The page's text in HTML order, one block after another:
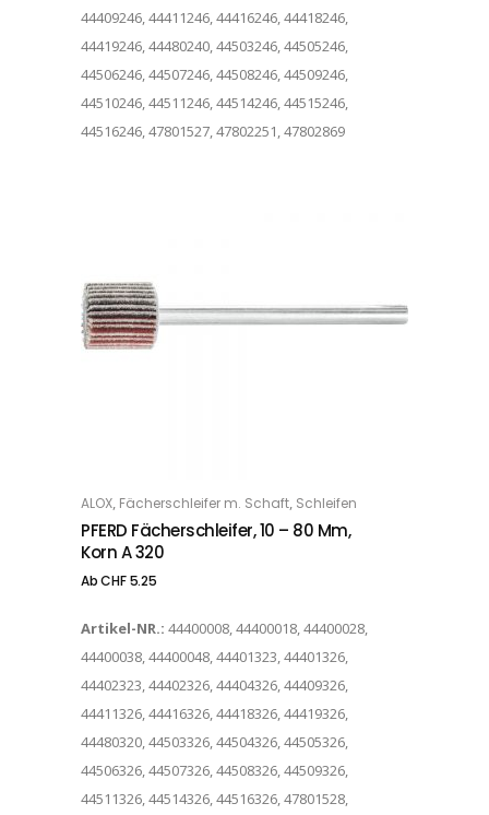
44409246, 44411246, 44416246, 44418246,
44419246, 44480240, 44503246, 44505246,
44506246, 44507246, 44508246, 44509246,
44510246, 44511246, 44514246, 44515246,
44516246, 47801527, 47802251, 47802869
OPTIONS
ALOX, Fächerschleifer m. Schaft, Schleifen
PFERD Fächerschleifer, 10 – 80 Mm,
Korn A 320
AbCHF5.25
Artikel-NR.: 44400008, 44400018, 44400028,
44400038, 44400048, 44401323, 44401326,
44402323, 44402326, 44404326, 44409326,
44411326, 44416326, 44418326, 44419326,
44480320, 44503326, 44504326, 44505326,
44506326, 44507326, 44508326, 44509326,
44511326, 44514326, 44516326, 47801528,